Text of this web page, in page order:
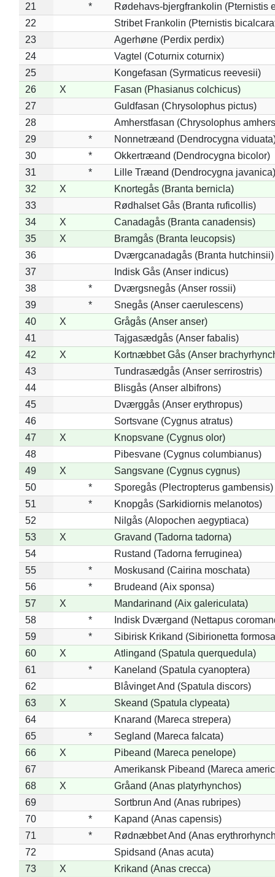
21
*
Rødehavs-bjergfrankolin (Pternistis
22
Stribet Frankolin (Pternistis
23
Agerhøne (Perdix perdix)
24
Vagtel (Coturnix coturnix)
25
Kongefasan (Syrmaticus reevesii)
26
X
Fasan (Phasianus colchicus)
27
Guldfasan (Chrysolophus pictus)
28
Amherstfasan (Chrysolophus
29
*
Nonnetræand (Dendrocygna
30
*
Okkertræand (Dendrocygna bicolor)
31
*
Lille Træand (Dendrocygna javanica)
32
X
Knortegås (Branta bernicla)
33
Rødhalset Gås (Branta ruficollis)
34
X
Canadagås (Branta canadensis)
35
X
Bramgås (Branta leucopsis)
36
Dværgcanadagås (Branta hutchinsii)
37
Indisk Gås (Anser indicus)
38
*
Dværgsnegås (Anser rossii)
39
*
Snegås (Anser caerulescens)
40
X
Grågås (Anser anser)
41
Tajgasædgås (Anser fabalis)
42
X
Kortnæbbet Gås (Anser
43
Tundrasædgås (Anser serrirostris)
44
Blisgås (Anser albifrons)
45
Dværggås (Anser erythropus)
46
Sortsvane (Cygnus atratus)
47
X
Knopsvane (Cygnus olor)
48
Pibesvane (Cygnus columbianus)
49
X
Sangsvane (Cygnus cygnus)
50
*
Sporegås (Plectropterus gambensis)
51
*
Knopgås (Sarkidiornis melanotos)
52
Nilgås (Alopochen aegyptiaca)
53
X
Gravand (Tadorna tadorna)
54
Rustand (Tadorna ferruginea)
55
*
Moskusand (Cairina moschata)
56
*
Brudeand (Aix sponsa)
57
X
Mandarinand (Aix galericulata)
58
*
Indisk Dværgand (Nettapus
59
*
Sibirisk Krikand (Sibirionetta
60
X
Atlingand (Spatula querquedula)
61
*
Kaneland (Spatula cyanoptera)
62
Blåvinget And (Spatula discors)
63
X
Skeand (Spatula clypeata)
64
Knarand (Mareca strepera)
65
*
Segland (Mareca falcata)
66
X
Pibeand (Mareca penelope)
67
Amerikansk Pibeand (Mareca
68
X
Gråand (Anas platyrhynchos)
69
Sortbrun And (Anas rubripes)
70
*
Kapand (Anas capensis)
71
*
Rødnæbbet And (Anas
72
Spidsand (Anas acuta)
73
X
Krikand (Anas crecca)